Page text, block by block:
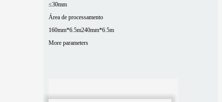
≤30mm
Área de processamento
160mm*6.5m240mm*6.5m
More parameters